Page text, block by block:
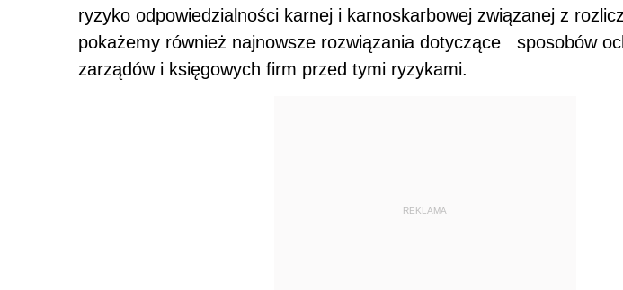
ryzyko odpowiedzialności karnej i karnoskarbowej związanej z
pokażemy również najnowsze rozwiązania dotyczące sposobów
zarządów i księgowych firm przed tymi ryzykami.
REKLAMA